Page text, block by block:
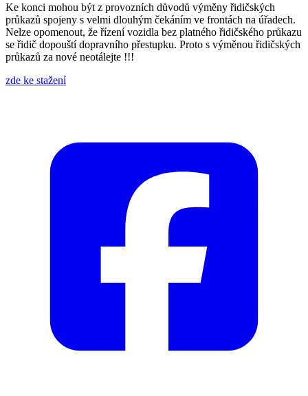
Ke konci mohou být z provozních důvodů výměny řidičských
průkazů spojeny s velmi dlouhým čekáním ve frontách na úřadech.
Nelze opomenout, že řízení vozidla bez platného řidičského průkazu
se řidič dopouští dopravního přestupku. Proto s výměnou řidičských
průkazů za nové neotálejte !!!
zde ke stažení